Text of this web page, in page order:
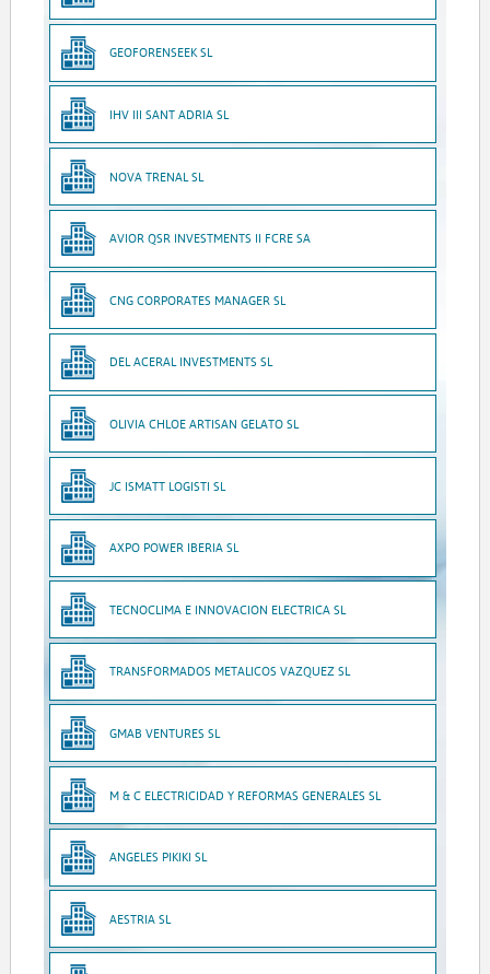
GEOFORENSEEK SL
IHV III SANT ADRIA SL
NOVA TRENAL SL
AVIOR QSR INVESTMENTS II FCRE SA
CNG CORPORATES MANAGER SL
DEL ACERAL INVESTMENTS SL
OLIVIA CHLOE ARTISAN GELATO SL
JC ISMATT LOGISTI SL
AXPO POWER IBERIA SL
TECNOCLIMA E INNOVACION ELECTRICA SL
TRANSFORMADOS METALICOS VAZQUEZ SL
GMAB VENTURES SL
M & C ELECTRICIDAD Y REFORMAS GENERALES SL
ANGELES PIKIKI SL
AESTRIA SL